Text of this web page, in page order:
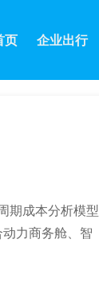
页 企业出行
期成本分析模型
力商务舱、智
各厂区用车频